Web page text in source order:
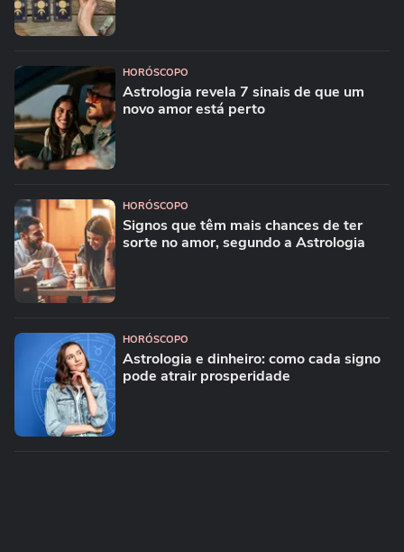
HORÓSCOPO
Astrologia revela 7 sinais de que um
novo amor está perto
HORÓSCOPO
Signos que têm mais chances de ter
sorte no amor, segundo a Astrologia
HORÓSCOPO
Astrologia e dinheiro: como cada signo
pode atrair prosperidade